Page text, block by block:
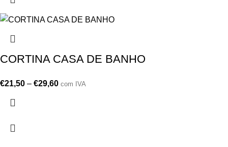
CORTINA CASA DE BANHO
€21,50 – €29,60 com IVA